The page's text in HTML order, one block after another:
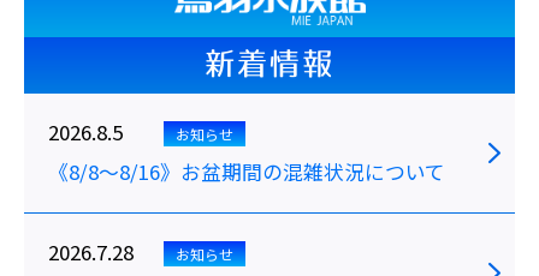
新着情報
2026.8.5 お知らせ
《8/8～8/16》お盆期間の混雑状況について
2026.7.28 お知らせ